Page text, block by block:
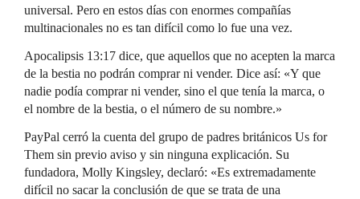
universal. Pero en estos días con enormes compañías
multinacionales no es tan difícil como lo fue una vez.
Apocalipsis 13:17 dice, que aquellos que no acepten la marca
de la bestia no podrán comprar ni vender. Dice así: «Y que
nadie podía comprar ni vender, sino el que tenía la marca, o
el nombre de la bestia, o el número de su nombre.»
PayPal cerró la cuenta del grupo de padres británicos Us for
Them sin previo aviso y sin ninguna explicación. Su
fundadora, Molly Kingsley, declaró: «Es extremadamente
difícil no sacar la conclusión de que se trata de una